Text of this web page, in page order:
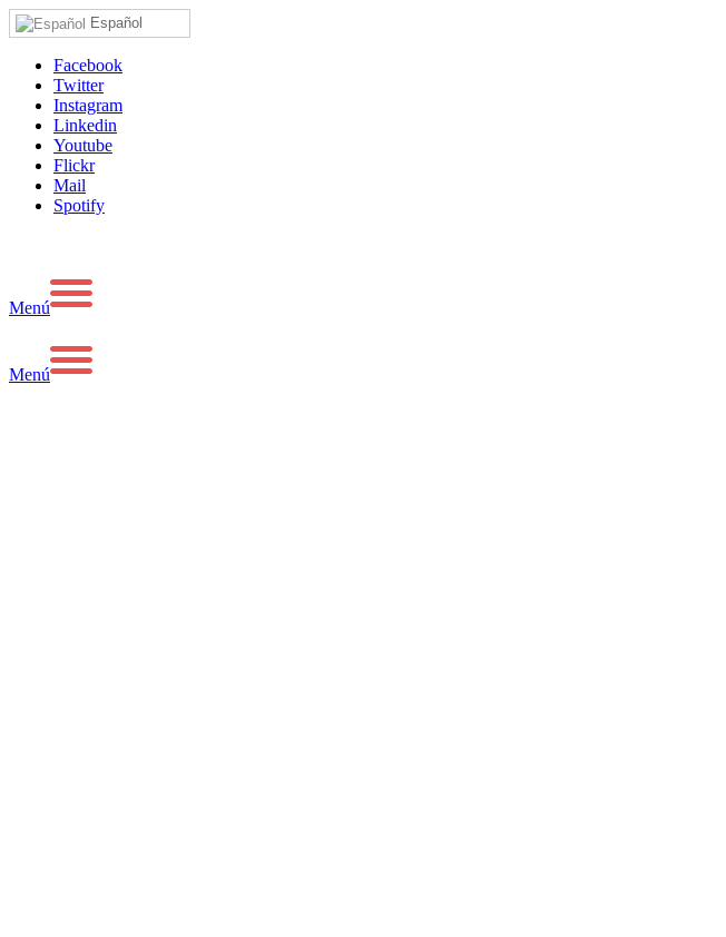
Español
Facebook
Twitter
Instagram
Linkedin
Youtube
Flickr
Mail
Spotify
Menú
Menú